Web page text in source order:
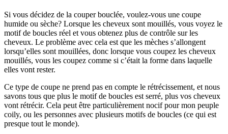
Si vous décidez de la couper bouclée, voulez-vous une coupe
humide ou sèche? Lorsque les cheveux sont mouillés, vous voyez le
motif de boucles réel et vous obtenez plus de contrôle sur les
cheveux. Le problème avec cela est que les mèches s’allongent
lorsqu’elles sont mouillées, donc lorsque vous coupez les cheveux
mouillés, vous les coupez comme si c’était la forme dans laquelle
elles vont rester.
Ce type de coupe ne prend pas en compte le rétrécissement, et nous
savons tous que plus le motif de boucles est serré, plus vos cheveux
vont rétrécir. Cela peut être particulièrement nocif pour mon peuple
coily, ou les personnes avec plusieurs motifs de boucles (ce qui est
presque tout le monde).